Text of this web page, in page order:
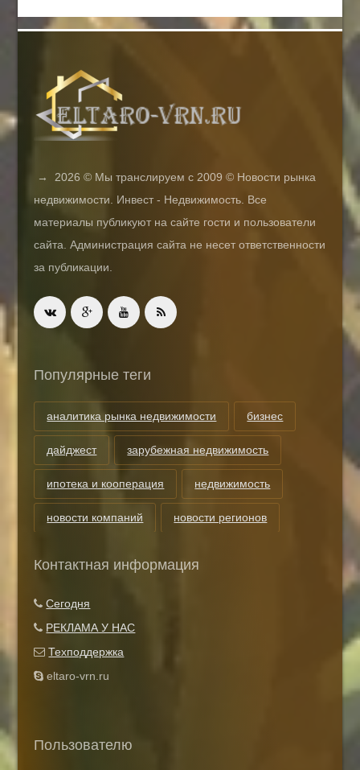
→ 2026 © Мы транслируем с 2009 © Новости рынка
недвижимости. Инвест - Недвижимость. Все
материалы публикуют на сайте гости и пользователи
сайта. Администрация сайта не несет ответственности
за публикации.
Популярные теги
аналитика рынка недвижимости бизнес
дайджест зарубежная недвижимость
ипотека и кооперация недвижимость
новости компаний новости регионов
Контактная информация
Сегодня
РЕКЛАМА У НАС
Техподдержка
eltaro-vrn.ru
Пользователю